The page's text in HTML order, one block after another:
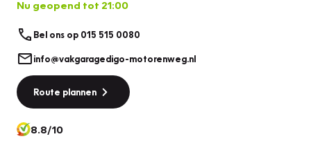
Nu geopend tot 21:00
Bel ons op 015 515 0080
info@vakgaragedigo-motorenweg.nl
Route plannen
8.8/10